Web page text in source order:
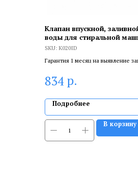
Клапан впускной,
воды для стиральной
Indesit, Ariston, Whirlpool,
SKU: К020ID
Гарантия 1 месяц на выявление
сертифицированный специалист.
834 р.
Подробнее
В корзину